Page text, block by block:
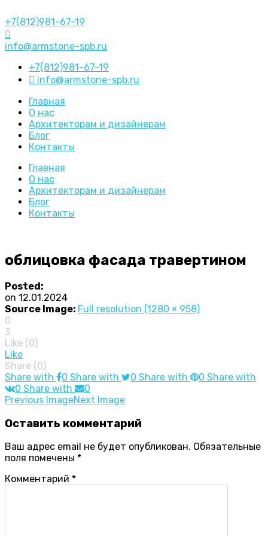
+7(812)981-67-19
info@armstone-spb.ru
+7(812)981-67-19
info@armstone-spb.ru
Главная
О нас
Архитекторам и дизайнерам
Блог
Контакты
Главная
О нас
Архитекторам и дизайнерам
Блог
Контакты
облицовка фасада травертином
Posted:
on 12.01.2024
Source Image: Full resolution (1280 × 958)
0
3
Like (0)
Like
Share (0)
Share with
0 Share with 0 Share with 0 Share with
0 Share with 0
Image
Previous ImageNext Image
Оставить комментарий
Ваш адрес email не будет опубликован. Обязательные
поля помечены *
Комментарий *